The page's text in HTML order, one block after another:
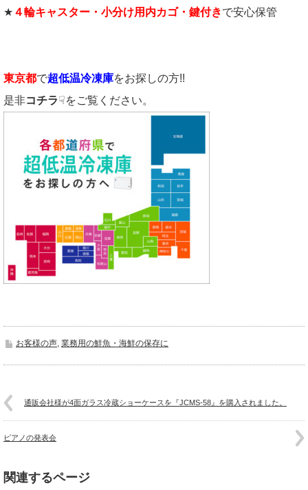
★ ４輪キャスター・小分け用内カゴ・鍵付きで安心保管
東京都で超低温冷凍庫をお探しの方!!
是非コチラ☟をご覧ください。
お客様の声, 業務用の鮮魚・海鮮の保存に
通販会社様が4面ガラス冷蔵ショーケースを『JCMS-58』を購入されました。
ピアノの発表会
関連するページ